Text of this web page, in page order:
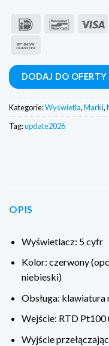
IDeal
DODAJ DO OFERTY
Kategorie:Wyświetla,Marki,
Tag:update2026
OPIS
Wyświetlacz: 5 cyfr
Kolor: czerwony
niebieski)
Obsługa: klawiatura
Wejście: RTD Pt100
Wyjście